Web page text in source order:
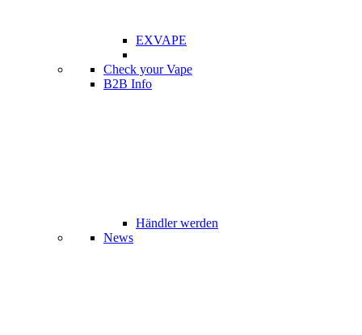
EXVAPE
Check your Vape
B2B Info
Händler werden
News